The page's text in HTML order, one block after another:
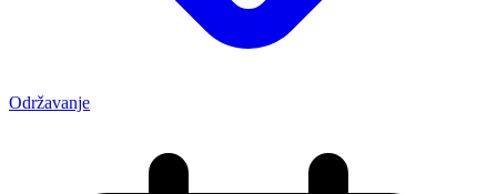
Održavanje